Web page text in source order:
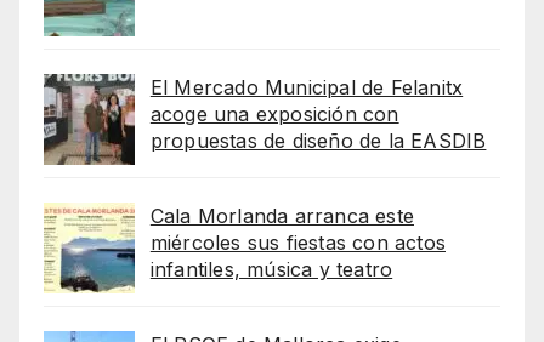
El Mercado Municipal de Felanitx
acoge una exposición con
propuestas de diseño de la EASDIB
Cala Morlanda arranca este
miércoles sus fiestas con actos
infantiles, música y teatro